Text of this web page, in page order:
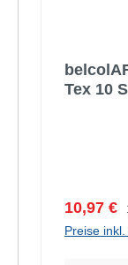
Tex 10
10,97 €
Preise